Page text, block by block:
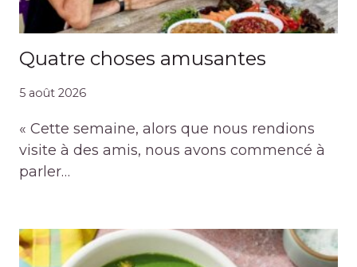
Quatre choses amusantes
5 août 2026
« Cette semaine, alors que nous rendions
visite à des amis, nous avons commencé à
parler…